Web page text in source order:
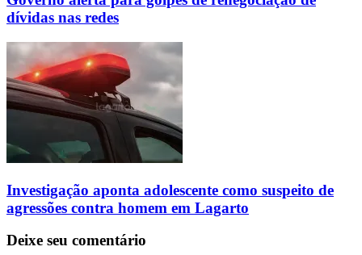
dívidas nas redes
Investigação aponta adolescente como suspeito de
agressões contra homem em Lagarto
Deixe seu comentário